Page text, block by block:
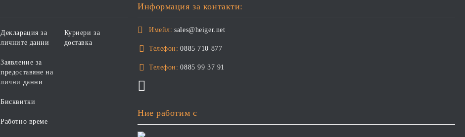
Декларация за
личните данни
Заявление за
предоставяне на
лични данни
Бисквитки
Работно време
Куриери за
доставка
Информация за контакти:
Имейл: sales@heiger.net
Телефон: 0885 710 877
Телефон: 0885 99 37 91
Ние работим с